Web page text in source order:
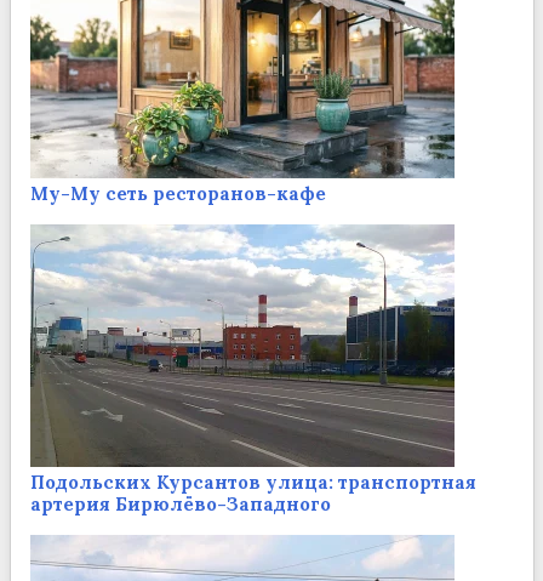
Му-Му сеть ресторанов-кафе
Подольских Курсантов улица: транспортная
артерия Бирюлёво-Западного